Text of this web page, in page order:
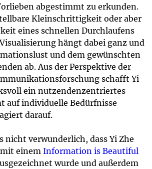
abgestimmt zu erkunden.
Kleinschrittigkeit oder aber
eines schnellen Durchlaufens
hängt dabei ganz und
und dem gewünschten
ab. Aus der Perspektive der
schafft Yi
ein nutzendenzentriertes
auf individuelle Bedürfnisse
darauf.
nicht verwunderlich, dass Yi Zhe
einem Information is Beautiful
wurde und außerdem